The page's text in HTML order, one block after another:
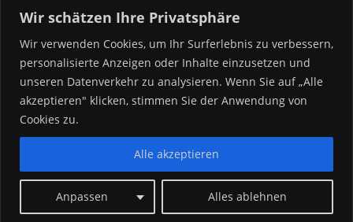
Wir schätzen Ihre Privatsphäre
Wir verwenden Cookies, um Ihr Surferlebnis zu verbessern,
personalisierte Anzeigen oder Inhalte einzusetzen und
unseren Datenverkehr zu analysieren. Wenn Sie auf „Alle
akzeptieren" klicken, stimmen Sie der Anwendung von
Cookies zu.
Anpassen Alles ablehnen
Alle akzeptieren
am Main
Umzug von oder nach Leipzig
Umzug von oder nach Rostock
Umzug von oder nach Düsseldorf